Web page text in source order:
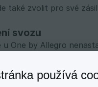
také zvolit pro své
svozu
u One by Allegro
zde můžete
používá